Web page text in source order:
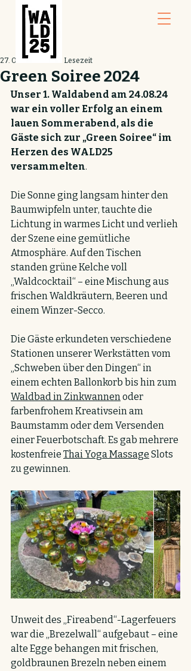
Green Soiree 2024
27. Okt. 2024 1 Min. Lesezeit
Unser 1. Waldabend am 24.08.24
war ein voller Erfolg an einem
lauen Sommerabend, als die
Gäste sich zur „Green Soiree“ im
Herzen des WALD25
versammelten.
Die Sonne ging langsam hinter den
Baumwipfeln unter, tauchte die
Lichtung in warmes Licht und verlieh
der Szene eine gemütliche
Atmosphäre. Auf den Tischen
standen grüne Kelche voll
„Waldcocktail“ – eine Mischung aus
frischen Waldkräutern, Beeren und
einem Winzer-Secco.
Die Gäste erkundeten verschiedene
Stationen unserer Werkstätten vom
„Schweben über den Dingen“ in
einem echten Ballonkorb bis hin zum
Waldbad in Zinkwannen oder
farbenfrohem Kreativsein am
Baumstamm oder dem Versenden
einer Feuerbotschaft. Es gab mehrere
kostenfreie Thai Yoga Massage Slots
zu gewinnen.
Unweit des „Fireabend“-Lagerfeuers
war die „Brezelwall“ aufgebaut – eine
alte Egge behangen mit frischen,
goldbraunen Brezeln neben einem